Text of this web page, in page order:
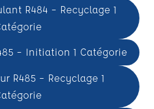
R484 – Recyclage 1
– Initiation 1 Catégorie
R485 – Recyclage 1